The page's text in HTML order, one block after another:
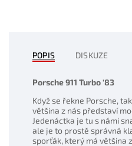
POPIS DISKUZE
Porsche 911 Turbo '83
Když se řekne Porsche,
většina z nás představí
Jedenáctka je tu s námi
ale je to prostě správná
sporťák, který má většina